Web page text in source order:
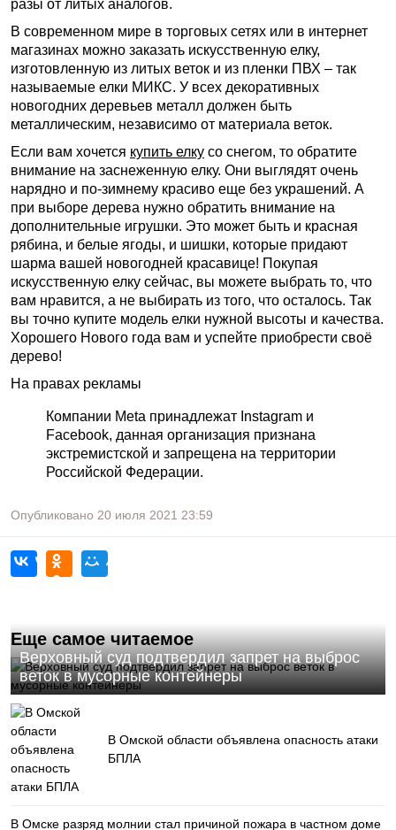
разы от литых аналогов.
В современном мире в торговых сетях или в интернет
магазинах можно заказать искусственную елку,
изготовленную из литых веток и из пленки ПВХ – так
называемые елки МИКС. У всех декоративных
новогодних деревьев металл должен быть
металлическим, независимо от материала веток.
Если вам хочется купить елку со снегом, то обратите
внимание на заснеженную елку. Они выглядят очень
нарядно и по-зимнему красиво еще без украшений. А
при выборе дерева нужно обратить внимание на
дополнительные игрушки. Это может быть и красная
рябина, и белые ягоды, и шишки, которые придают
шарма вашей новогодней красавице! Покупая
искусственную елку сейчас, вы можете выбрать то, что
вам нравится, а не выбирать из того, что осталось. Так
вы точно купите модель елки нужной высоты и качества.
Хорошего Нового года вам и успейте приобрести своё
дерево!
На правах рекламы
Компании Meta принадлежат Instagram и
Facebook, данная организация признана
экстремистской и запрещена на территории
Российской Федерации.
Опубликовано 20 июля 2021 23:59
Еще самое читаемое
Верховный суд подтвердил запрет на выброс
веток в мусорные контейнеры
В Омской области объявлена опасность атаки
БПЛА
В Омске разряд молнии стал причиной пожара в частном доме